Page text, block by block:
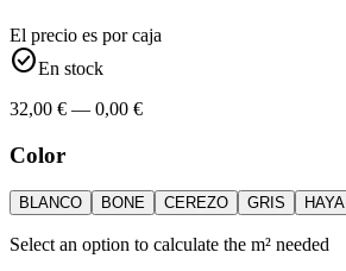
El precio es por caja
check_circleEn stock
32,00 € — 0,00 €
Color
BLANCO BONE CEREZO GRIS HAYA
Select an option to calculate the m² needed